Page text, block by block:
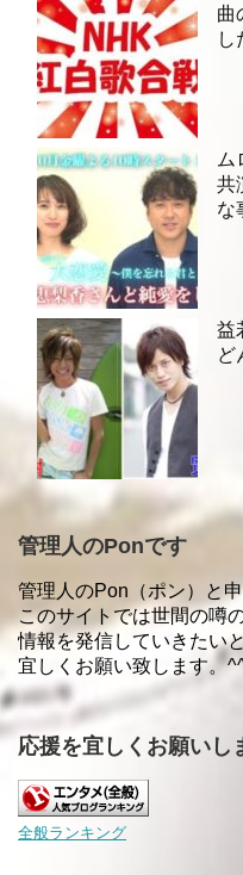
曲
し
ム
共
な
益
ど
管理人のPonです
管理人のPon（ポン）と申
このサイトでは世間の噂
情報を発信していきたい
宜しくお願い致します。
応援を宜しくお願いし
全般ランキング